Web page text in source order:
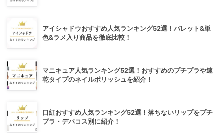
アイシャドウおすすめ人気ランキング52選！パレット&単
色&ラメ入り商品を徹底比較！
マニキュア人気ランキング52選！おすすめのプチプラや速
乾タイプのネイルポリッシュを紹介！
口紅おすすめ人気ランキング52選！落ちないリップをプチ
プラ・デパコス別に紹介！